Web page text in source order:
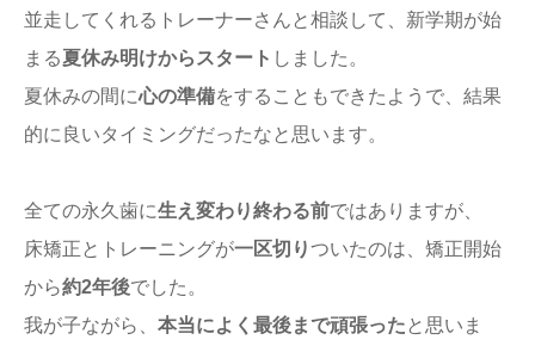
並走してくれるトレーナーさんと相談して、新学期が始
まる夏休み明けからスタート しました。
夏休みの間に心の準備をすることもできたようで、結果
的に良いタイミングだったなと思います。
全ての永久歯に生え変わり終わる前ではありますが、
床矯正とトレーニングが一区切りついたのは、矯正開始
から約2年後でした。
我が子ながら、 本当によく最後まで頑張った と思いま